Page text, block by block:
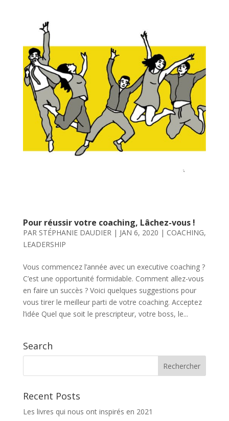
Pour réussir votre coaching, Lâchez-vous !
PAR STÉPHANIE DAUDIER| JAN 6, 2020 | COACHING,
LEADERSHIP
Vous commencez l’année avec un executive coaching ?
C’est une opportunité formidable. Comment allez-vous
en faire un succès ? Voici quelques suggestions pour
vous tirer le meilleur parti de votre coaching. Acceptez
l’idée Quel que soit le prescripteur, votre boss, le...
Search
Recent Posts
Les livres qui nous ont inspirés en 2021